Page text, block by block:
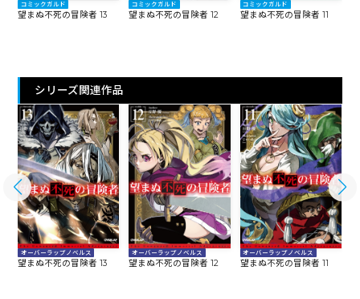
コミックガルド
望まぬ不死の冒険者 13
コミックガルド
望まぬ不死の冒険者 12
コミックガルド
望まぬ不死の冒険者 11
シリーズ関連作品
オーバーラップノベルス
望まぬ不死の冒険者 13
オーバーラップノベルス
望まぬ不死の冒険者 12
オーバーラップノベルス
望まぬ不死の冒険者 11